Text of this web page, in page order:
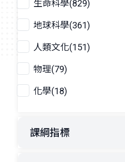
生命科學(829)
地球科學(361)
人類文化(151)
物理(79)
化學(18)
課綱指標